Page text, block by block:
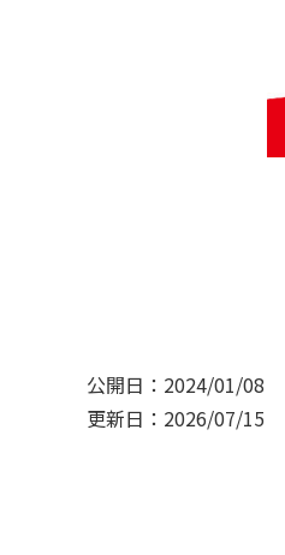
公開日：2024/01/08
更新日：2026/07/15